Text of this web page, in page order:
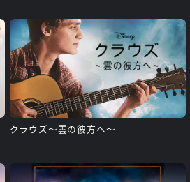
クラウズ～雲の彼方へ～